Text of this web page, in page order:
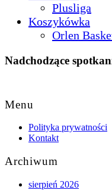
Plusliga
Koszykówka
Orlen
Nadchodzące
to
Top
Menu
Polityka prywatności
Kontakt
Archiwum
sierpień 2026